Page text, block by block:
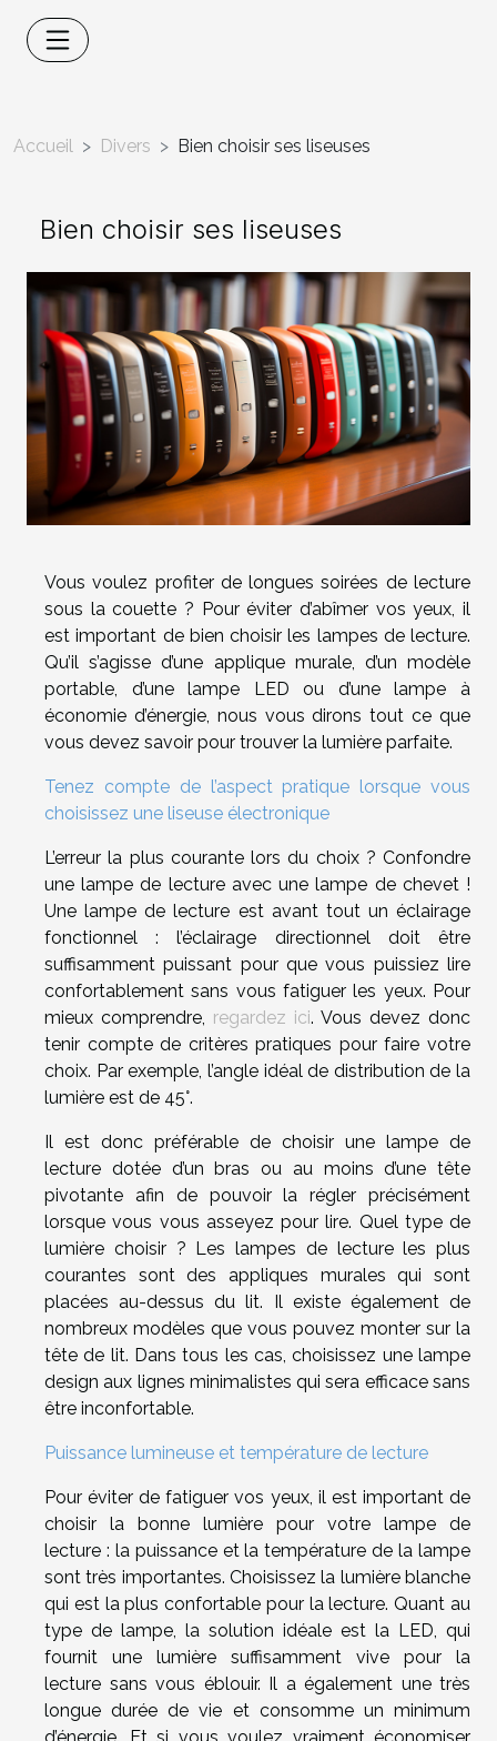
Accueil Divers Bien choisir ses liseuses
Bien choisir ses liseuses
Vous voulez profiter de longues soirées de lecture
sous la couette ? Pour éviter d’abîmer vos yeux, il
est important de bien choisir les lampes de lecture.
Qu’il s’agisse d’une applique murale, d’un modèle
portable, d’une lampe LED ou d’une lampe à
économie d’énergie, nous vous dirons tout ce que
vous devez savoir pour trouver la lumière parfaite.
Tenez compte de l’aspect pratique lorsque vous
choisissez une liseuse électronique
L’erreur la plus courante lors du choix ? Confondre
une lampe de lecture avec une lampe de chevet !
Une lampe de lecture est avant tout un éclairage
fonctionnel : l’éclairage directionnel doit être
suffisamment puissant pour que vous puissiez lire
confortablement sans vous fatiguer les yeux. Pour
mieux comprendre, regardez ici. Vous devez donc
tenir compte de critères pratiques pour faire votre
choix. Par exemple, l’angle idéal de distribution de la
lumière est de 45°.
Il est donc préférable de choisir une lampe de
lecture dotée d’un bras ou au moins d’une tête
pivotante afin de pouvoir la régler précisément
lorsque vous vous asseyez pour lire. Quel type de
lumière choisir ? Les lampes de lecture les plus
courantes sont des appliques murales qui sont
placées au-dessus du lit. Il existe également de
nombreux modèles que vous pouvez monter sur la
tête de lit. Dans tous les cas, choisissez une lampe
design aux lignes minimalistes qui sera efficace sans
être inconfortable.
Puissance lumineuse et température de lecture
Pour éviter de fatiguer vos yeux, il est important de
choisir la bonne lumière pour votre lampe de
lecture : la puissance et la température de la lampe
sont très importantes. Choisissez la lumière blanche
qui est la plus confortable pour la lecture. Quant au
type de lampe, la solution idéale est la LED, qui
fournit une lumière suffisamment vive pour la
lecture sans vous éblouir. Il a également une très
longue durée de vie et consomme un minimum